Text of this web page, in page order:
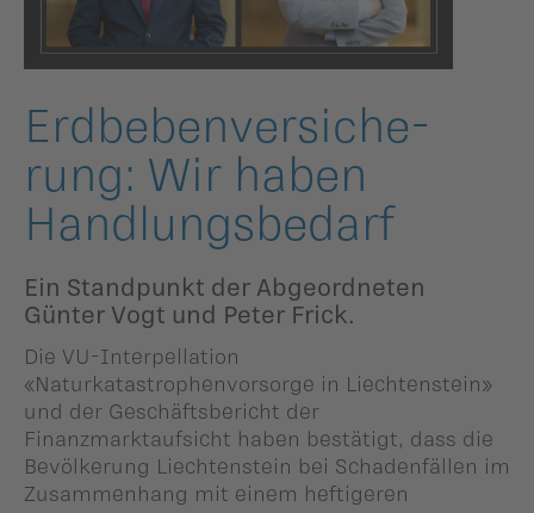
uns
Parteisekretariat
Erdbeben­ver­si­che­
rung: Wir haben
Handlungs­be­darf
Ein Standpunkt der Abgeordneten
Günter Vogt und Peter Frick.
Die VU-Interpellation
«Naturkatastrophenvorsorge in Liechtenstein»
und der Geschäftsbericht der
Finanzmarktaufsicht haben bestätigt, dass die
Bevölkerung Liechtenstein bei Schadenfällen im
Zusammenhang mit einem heftigeren